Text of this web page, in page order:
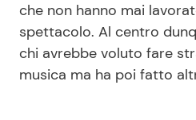
Viaggi e Turismo
Festività
che non hanno mai
spettacolo. Al centro
chi avrebbe voluto fare
musica ma ha poi fatto